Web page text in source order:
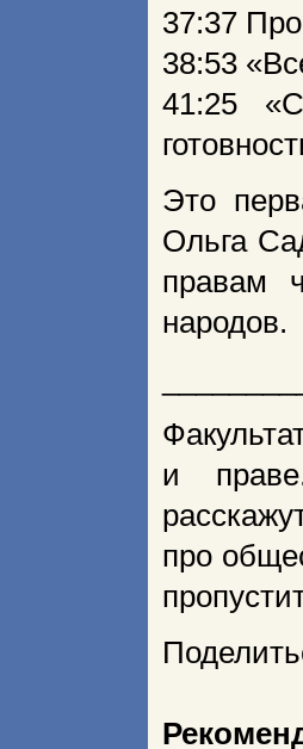
37:37
38:53
41:25
Это
Ольга
правам
народов.
и
про